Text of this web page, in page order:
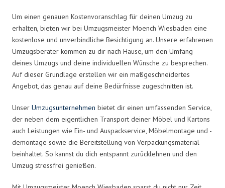
Um einen genauen Kostenvoranschlag für deinen Umzug zu
erhalten, bieten wir bei Umzugsmeister Moench Wiesbaden eine
kostenlose und unverbindliche Besichtigung an. Unsere erfahrenen
Umzugsberater kommen zu dir nach Hause, um den Umfang
deines Umzugs und deine individuellen Wünsche zu besprechen.
Auf dieser Grundlage erstellen wir ein maßgeschneidertes
Angebot, das genau auf deine Bedürfnisse zugeschnitten ist.
Unser Umzugsunternehmen bietet dir einen umfassenden Service,
der neben dem eigentlichen Transport deiner Möbel und Kartons
auch Leistungen wie Ein- und Auspackservice, Möbelmontage und -
demontage sowie die Bereitstellung von Verpackungsmaterial
beinhaltet. So kannst du dich entspannt zurücklehnen und den
Umzug stressfrei genießen.